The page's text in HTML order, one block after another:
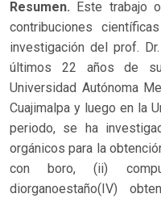
Resumen. Este trabajo
contribuciones
investigación del prof.
últimos 22 años de
Universidad Autónoma
Cuajimalpa y luego en la
periodo, se ha
orgánicos para la
con boro, (ii)
diorganoestaño(IV)